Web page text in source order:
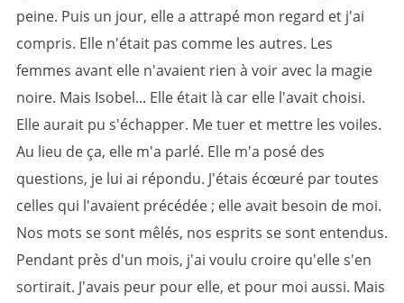
peine. Puis un jour, elle a attrapé mon regard et j'ai
compris. Elle n'était pas comme les autres. Les
femmes avant elle n'avaient rien à voir avec la magie
noire. Mais Isobel... Elle était là car elle l'avait choisi.
Elle aurait pu s'échapper. Me tuer et mettre les voiles.
Au lieu de ça, elle m'a parlé. Elle m'a posé des
questions, je lui ai répondu. J'étais écœuré par toutes
celles qui l'avaient précédée ; elle avait besoin de moi.
Nos mots se sont mêlés, nos esprits se sont entendus.
Pendant près d'un mois, j'ai voulu croire qu'elle s'en
sortirait. J'avais peur pour elle, et pour moi aussi. Mais